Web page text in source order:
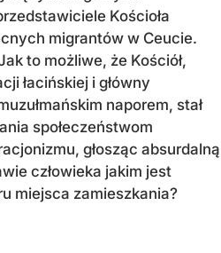
Kościoła
migrantów w Ceucie.
to możliwe, że Kościół,
łacińskiej i główny
naporem, stał
społeczeństwom
głosząc absurdalną
człowieka jakim jest
miejsca zamieszkania?